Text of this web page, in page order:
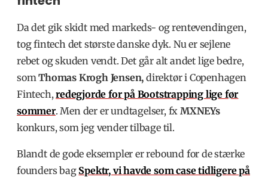
Da det gik skidt med markeds- og rentevendingen,
tog fintech det største danske dyk. Nu er sejlene
rebet og skuden vendt. Det går alt andet lige bedre,
somThomas Krogh Jensen,direktør i Copenhagen
Fintech,redegjorde for på Bootstrapping lige før
sommer. Men der er undtagelser, fx MXNEYs
konkurs, som jeg vender tilbage til.
Blandt de gode eksempler er rebound for de stærke
founders bag Spektr, vi havde som case tidligere på